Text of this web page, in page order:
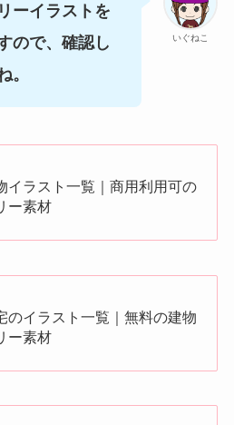
いぐねこ
ーイラストを
ので、確認し
。
イラスト一覧｜商用利用可の
ー素材
のイラスト一覧｜無料の建物
ー素材